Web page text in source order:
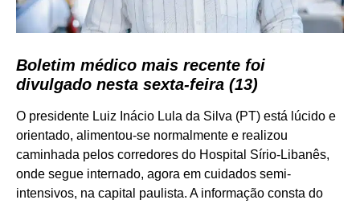
Boletim médico mais recente foi
divulgado nesta sexta-feira (13)
O presidente Luiz Inácio Lula da Silva (PT) está lúcido e
orientado, alimentou-se normalmente e realizou
caminhada pelos corredores do Hospital Sírio-Libanês,
onde segue internado, agora em cuidados semi-
intensivos, na capital paulista. A informação consta do